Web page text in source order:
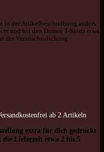
in der Artikelbeschreibung anders
und bei den Damen T-Shirts etwa
der Veranschaulichung.
ab 2 Artikeln
extra für dich gedruckt
Lieferzeit etwa 2 bis 5